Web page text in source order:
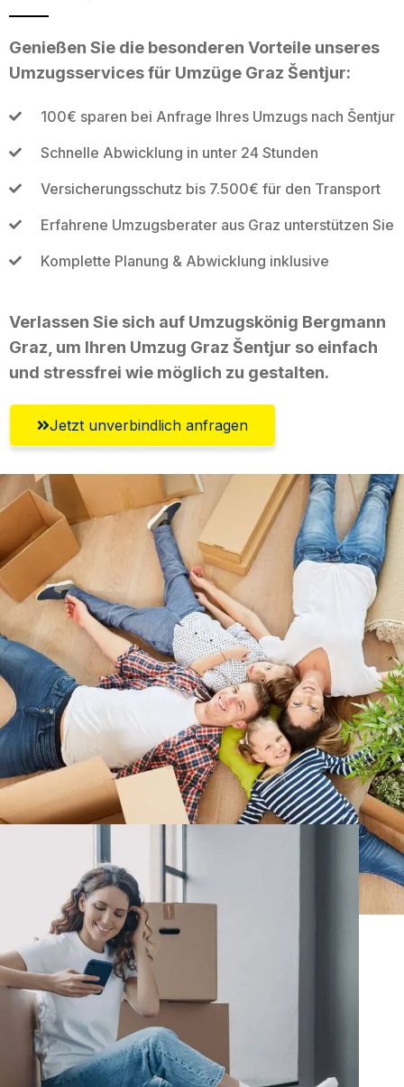
Genießen Sie die besonderen Vorteile unseres
Umzugsservices für Umzüge Graz Šentjur:
100€ sparen bei Anfrage Ihres Umzugs nach Šentjur
Schnelle Abwicklung in unter 24 Stunden
Versicherungsschutz bis 7.500€ für den Transport
Erfahrene Umzugsberater aus Graz unterstützen Sie
Komplette Planung & Abwicklung inklusive
Verlassen Sie sich auf Umzugskönig Bergmann
Graz, um Ihren Umzug Graz Šentjur so einfach
und stressfrei wie möglich zu gestalten.
Jetzt unverbindlich anfragen